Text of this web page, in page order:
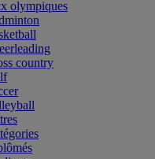
olympiques
country